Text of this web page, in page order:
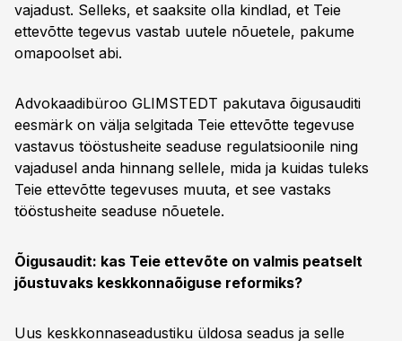
vajadust. Selleks, et saaksite olla kindlad, et Teie
ettevõtte tegevus vastab uutele nõuetele, pakume
omapoolset abi.
Advokaadibüroo GLIMSTEDT pakutava õigusauditi
eesmärk on välja selgitada Teie ettevõtte tegevuse
vastavus tööstusheite seaduse regulatsioonile ning
vajadusel anda hinnang sellele, mida ja kuidas tuleks
Teie ettevõtte tegevuses muuta, et see vastaks
tööstusheite seaduse nõuetele.
Õigusaudit: kas Teie ettevõte on valmis peatselt
jõustuvaks keskkonnaõiguse reformiks?
Uus keskkonnaseadustiku üldosa seadus ja selle